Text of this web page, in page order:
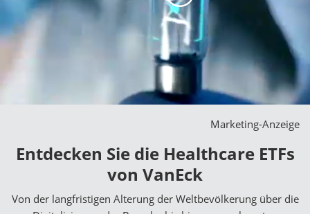
Marketing-Anzeige
Entdecken Sie die Healthcare ETFs
von VanEck
Von der langfristigen Alterung der Weltbevölkerung über die